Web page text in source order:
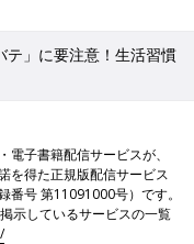
テ」に要注意！生活習慣
電子書籍配信サービスが、
を得た正規版配信サービス
番号 第11091000号）です。
示しているサービスの一覧